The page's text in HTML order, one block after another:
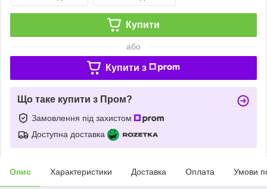
Купити
або
Купити з
Що таке купити з Пром?
Замовлення під захистом
Доступна доставка
Опис Характеристики Доставка Оплата Умови